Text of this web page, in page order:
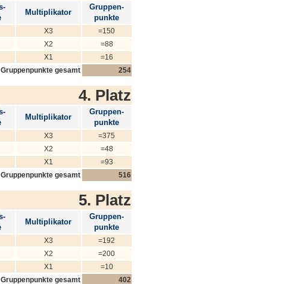
Multiplikator
Gruppen-
punkte
X3
=150
X2
=88
X1
=16
Gruppenpunkte gesamt
254
4. Platz
Multiplikator
Gruppen-
punkte
X3
=375
X2
=48
X1
=93
Gruppenpunkte gesamt
516
5. Platz
Multiplikator
Gruppen-
punkte
X3
=192
X2
=200
X1
=10
Gruppenpunkte gesamt
402